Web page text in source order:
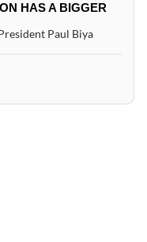
HAS A BIGGER
Paul Biya